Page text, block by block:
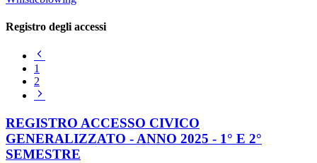
Registro degli accessi
1
2
REGISTRO ACCESSO CIVICO
GENERALIZZATO - ANNO 2025 - 1° E 2°
SEMESTRE